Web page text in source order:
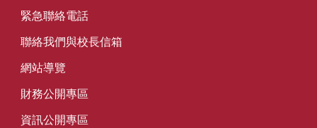
緊急聯絡電話
聯絡我們與校長信箱
網站導覽
財務公開專區
資訊公開專區